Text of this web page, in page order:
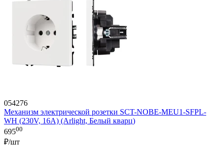
054276
Механизм электрической розетки SCT-NOBE-MEU1-SFPL-
WH (230V, 16A) (Arlight, Белый кварц)
69500
₽/шт